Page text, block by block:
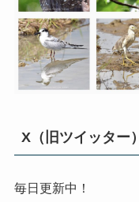
X（旧ツイッター）
毎日更新中！